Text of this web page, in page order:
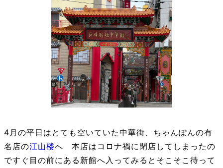
4月の平日はとても空いていた中華街、ちゃんぽんの有
名店の江山楼へ 本店はコロナ禍に閉店してしまったの
ですぐ目の前にある新館へ入ってみるとそこそこ待って